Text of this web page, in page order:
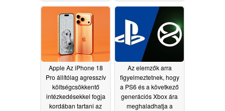
Apple Az iPhone 18
Pro állítólag agresszív
költségcsökkentő
intézkedésekkel fogja
kordában tartani az
Az elemzők arra
figyelmeztetnek, hogy
a PS6 és a következő
generációs Xbox ára
meghaladhatja a